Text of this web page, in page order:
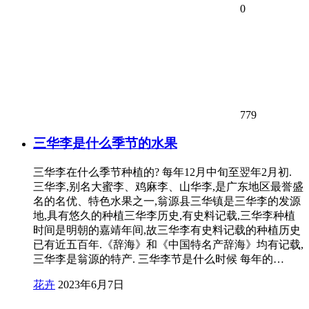
0
779
三华李是什么季节的水果
三华李在什么季节种植的? 每年12月中旬至翌年2月初.
三华李,别名大蜜李、鸡麻李、山华李,是广东地区最誉盛
名的名优、特色水果之一,翁源县三华镇是三华李的发源
地,具有悠久的种植三华李历史,有史料记载,三华李种植
时间是明朝的嘉靖年间,故三华李有史料记载的种植历史
已有近五百年.《辞海》和《中国特名产辞海》均有记载,
三华李是翁源的特产. 三华李节是什么时候 每年的…
花卉 2023年6月7日